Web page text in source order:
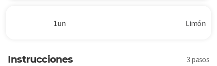
1 un Limón
Instrucciones 3 pasos